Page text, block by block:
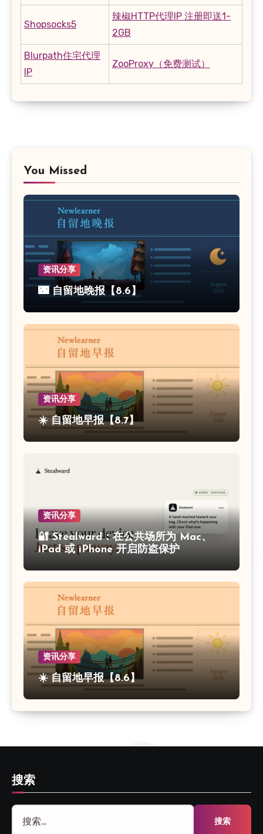
Shopsocks5
辣椒HTTP代理IP 注册即送1-
2GB
Blurpath住宅代理
IP
ZooProxy（免费测试）
You Missed
资讯分享
🌃 自留地晚报【8.6】
资讯分享
☀️ 自留地早报【8.7】
资讯分享
🔐 Stealward：在公共场所为 Mac、
iPad 或 iPhone 开启防盗保护
资讯分享
☀️ 自留地早报【8.6】
搜索
搜
索：